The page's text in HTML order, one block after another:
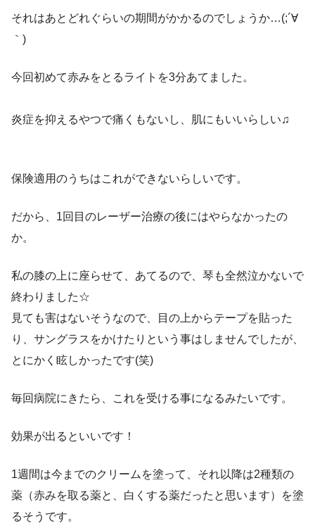
それはあとどれぐらいの期間がかかるのでしょうか…(;´∀
｀)
今回初めて赤みをとるライトを3分あてました。
炎症を抑えるやつで痛くもないし、肌にもいいらしい♫
保険適用のうちはこれができないらしいです。
だから、1回目のレーザー治療の後にはやらなかったの
か。
私の膝の上に座らせて、あてるので、琴も全然泣かないで
終わりました☆
見ても害はないそうなので、目の上からテープを貼った
り、サングラスをかけたりという事はしませんでしたが、
とにかく眩しかったです(笑)
毎回病院にきたら、これを受ける事になるみたいです。
効果が出るといいです！
1週間は今までのクリームを塗って、それ以降は2種類の
薬（赤みを取る薬と、白くする薬だったと思います）を塗
るそうです。